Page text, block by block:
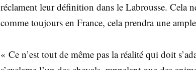
réclament leur défi­ni­tion dans le Labrousse. Cela
comme tou­jours en France, cela pren­dra une
« Ce n’est tout de même pas la réa­li­té qui doit